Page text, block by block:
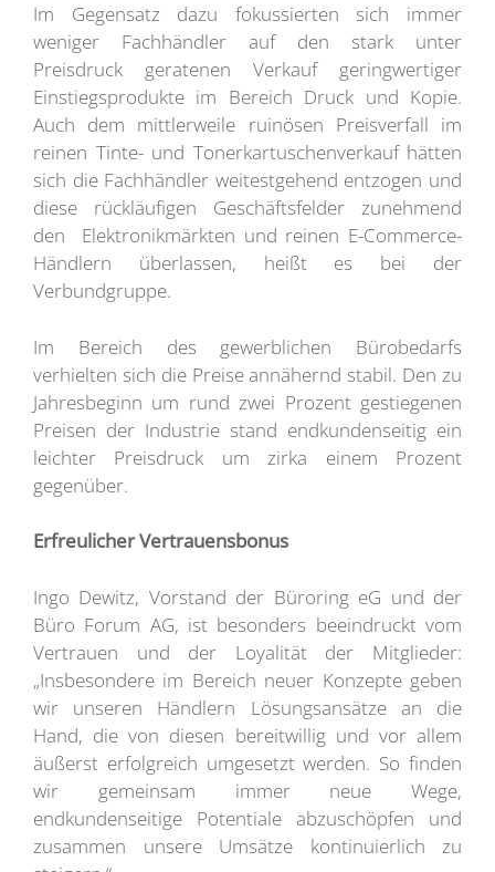
Im Gegensatz dazu fokussierten sich immer
weniger Fachhändler auf den stark unter
Preisdruck geratenen Verkauf geringwertiger
Einstiegsprodukte im Bereich Druck und Kopie.
Auch dem mittlerweile ruinösen Preisverfall im
reinen Tinte- und Tonerkartuschenverkauf hätten
sich die Fachhändler weitestgehend entzogen und
diese rückläufigen Geschäftsfelder zunehmend
den Elektronikmärkten und reinen E-Commerce-
Händlern überlassen, heißt es bei der
Verbundgruppe.
Im Bereich des gewerblichen Bürobedarfs
verhielten sich die Preise annähernd stabil. Den zu
Jahresbeginn um rund zwei Prozent gestiegenen
Preisen der Industrie stand endkundenseitig ein
leichter Preisdruck um zirka einem Prozent
gegenüber.
Erfreulicher Vertrauensbonus
Ingo Dewitz, Vorstand der Büroring eG und der
Büro Forum AG, ist besonders beeindruckt vom
Vertrauen und der Loyalität der Mitglieder:
„Insbesondere im Bereich neuer Konzepte geben
wir unseren Händlern Lösungsansätze an die
Hand, die von diesen bereitwillig und vor allem
äußerst erfolgreich umgesetzt werden. So finden
wir gemeinsam immer neue Wege,
endkundenseitige Potentiale abzuschöpfen und
zusammen unsere Umsätze kontinuierlich zu